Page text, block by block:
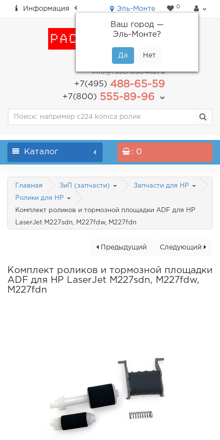
Информация Эль-Монте
Ваш город —
Эль-Монте?
0
пн-пт: с 9.00 до 18.00
info@raschodo4ka.ru
+7(495)488-65-59
+7(800)555-89-96
Каталог : 0
Главная ЗиП (запчасти) Запчасти для HP
Ролики для HP
Комплект роликов и тормозной площадки ADF для HP
LaserJet M227sdn, M227fdw, M227fdn
Следующий
Предыдущий
Комплект роликов и тормозной площадки
ADF для HP LaserJet M227sdn, M227fdw,
M227fdn